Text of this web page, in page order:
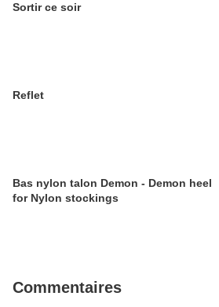
Sortir ce soir
Reflet
Bas nylon talon Demon - Demon heel
for Nylon stockings
Commentaires